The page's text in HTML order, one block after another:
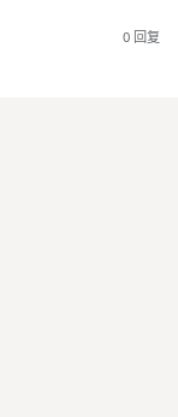
0 回复